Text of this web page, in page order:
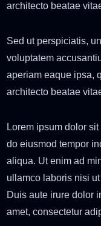
architecto beatae
Sed ut perspiciatis,
voluptatem
aperiam eaque ipsa,
architecto beatae
Lorem ipsum dolor
do eiusmod tempor
aliqua. Ut enim ad
ullamco laboris nisi
Duis aute irure dolor
amet, consectetur